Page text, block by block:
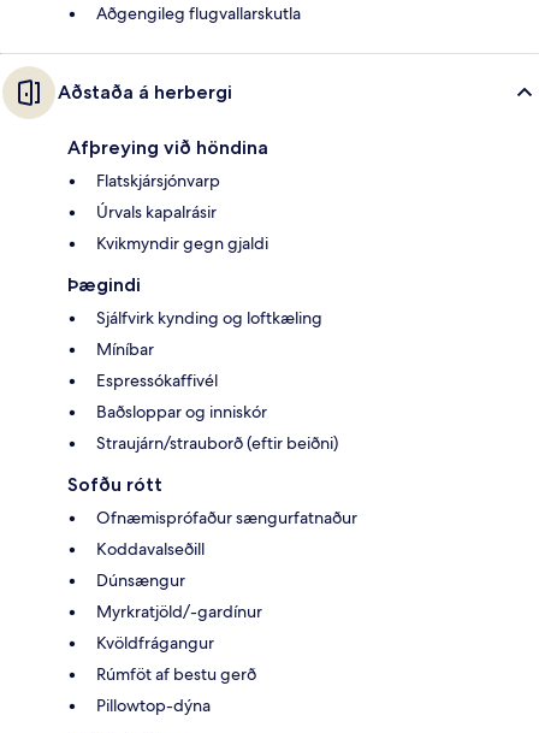
Aðgengileg flugvallarskutla
Aðstaða á herbergi
Afþreying við höndina
Flatskjársjónvarp
Úrvals kapalrásir
Kvikmyndir gegn gjaldi
Þægindi
Sjálfvirk kynding og loftkæling
Míníbar
Espressókaffivél
Baðsloppar og inniskór
Straujárn/strauborð (eftir beiðni)
Sofðu rótt
Ofnæmisprófaður sængurfatnaður
Koddavalseðill
Dúnsængur
Myrkratjöld/-gardínur
Kvöldfrágangur
Rúmföt af bestu gerð
Pillowtop-dýna